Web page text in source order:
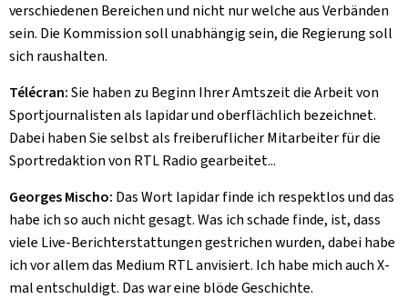
verschiedenen Bereichen und nicht nur welche aus Verbänden
sein. Die Kommission soll unabhängig sein, die Regierung soll
sich raushalten.
Télécran:Sie haben zu Beginn Ihrer Amtszeit die Arbeit von
Sportjournalisten als lapidar und oberflächlich bezeichnet.
Dabei haben Sie selbst als freiberuflicher Mitarbeiter für die
Sportredaktion von RTL Radio gearbeitet...
Georges Mischo: Das Wort lapidar finde ich respektlos und das
habe ich so auch nicht gesagt. Was ich schade finde, ist, dass
viele Live-Berichterstattungen gestrichen wurden, dabei habe
ich vor allem das Medium RTL anvisiert. Ich habe mich auch X-
mal entschuldigt. Das war eine blöde Geschichte.